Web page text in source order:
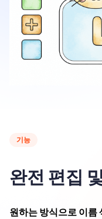
기능
완전 편집
원하는 방식으로 이름